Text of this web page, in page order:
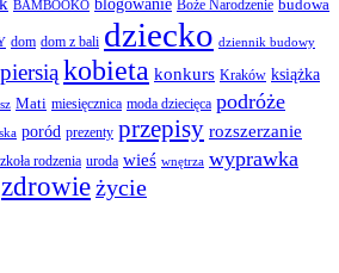
BAMBOOKO Boże Narodzenie budowa
dom dom z bali dziecko dziennik budowy
kobieta konkurs Kraków książka
Mati miesięcznica moda dziecięca podróże
poród prezenty przepisy rozszerzanie
rodzenia uroda wieś wnętrza wyprawka
zdrowieżycie